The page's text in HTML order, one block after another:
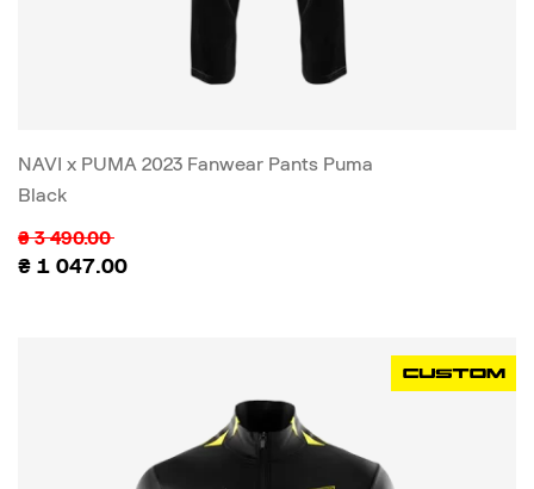
NAVI x PUMA 2023 Fanwear Pants Puma
Black
₴ 3 490.00
₴ 1 047.00